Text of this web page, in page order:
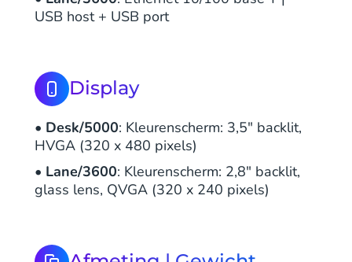
USB host + USB port
Display
• Desk/5000: Kleurenscherm: 3,5" backlit,
HVGA (320 x 480 pixels)
• Lane/3600: Kleurenscherm: 2,8" backlit,
glass lens, QVGA (320 x 240 pixels)